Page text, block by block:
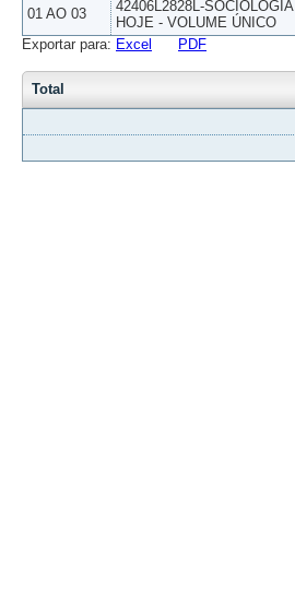
01 AO 03
42406L2828L-SOCIOLOGIA
HOJE - VOLUME ÚNICO
Exportar para: Excel PDF
Total